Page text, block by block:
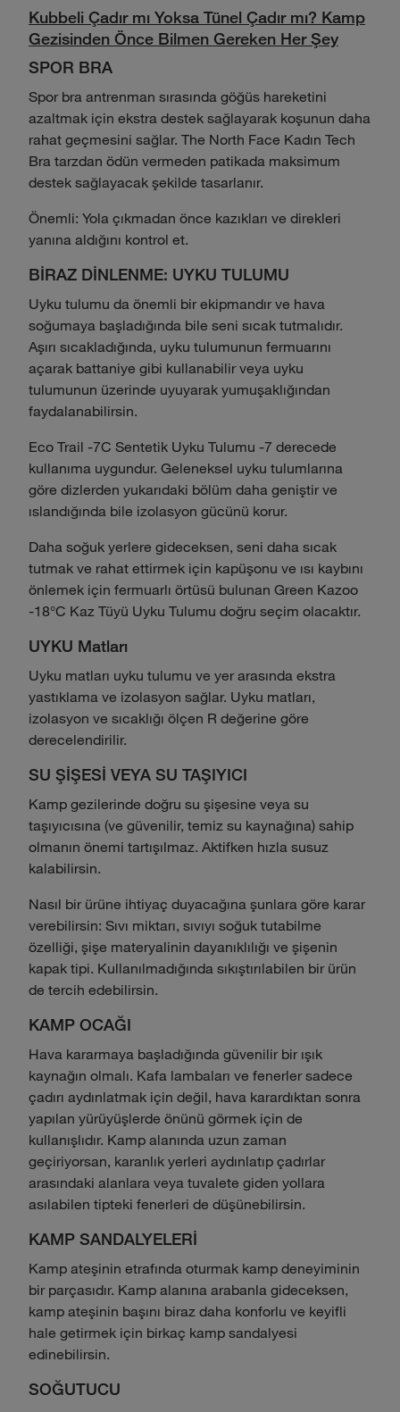
Kubbeli Çadır mı Yoksa Tünel Çadır mı? Kamp
Gezisinden Önce Bilmen Gereken Her Şey
SPOR BRA
Spor bra antrenman sırasında göğüs hareketini
azaltmak için ekstra destek sağlayarak koşunun daha
rahat geçmesini sağlar. The North Face Kadın Tech
Bra tarzdan ödün vermeden patikada maksimum
destek sağlayacak şekilde tasarlanır.
Önemli: Yola çıkmadan önce kazıkları ve direkleri
yanına aldığını kontrol et.
BİRAZ DİNLENME: UYKU TULUMU
Uyku tulumu da önemli bir ekipmandır ve hava
soğumaya başladığında bile seni sıcak tutmalıdır.
Aşırı sıcakladığında, uyku tulumunun fermuarını
açarak battaniye gibi kullanabilir veya uyku
tulumunun üzerinde uyuyarak yumuşaklığından
faydalanabilirsin.
Eco Trail -7C Sentetik Uyku Tulumu -7 derecede
kullanıma uygundur. Geleneksel uyku tulumlarına
göre dizlerden yukarıdaki bölüm daha geniştir ve
ıslandığında bile izolasyon gücünü korur.
Daha soğuk yerlere gideceksen, seni daha sıcak
tutmak ve rahat ettirmek için kapüşonu ve ısı kaybını
önlemek için fermuarlı örtüsü bulunan Green Kazoo
-18°C Kaz Tüyü Uyku Tulumu doğru seçim olacaktır.
UYKU Matları
Uyku matları uyku tulumu ve yer arasında ekstra
yastıklama ve izolasyon sağlar. Uyku matları,
izolasyon ve sıcaklığı ölçen R değerine göre
derecelendirilir.
SU ŞİŞESİ VEYA SU TAŞIYICI
Kamp gezilerinde doğru su şişesine veya su
taşıyıcısına (ve güvenilir, temiz su kaynağına) sahip
olmanın önemi tartışılmaz. Aktifken hızla susuz
kalabilirsin.
Nasıl bir ürüne ihtiyaç duyacağına şunlara göre karar
verebilirsin: Sıvı miktarı, sıvıyı soğuk tutabilme
özelliği, şişe materyalinin dayanıklılığı ve şişenin
kapak tipi. Kullanılmadığında sıkıştırılabilen bir ürün
de tercih edebilirsin.
KAMP OCAĞI
Hava kararmaya başladığında güvenilir bir ışık
kaynağın olmalı. Kafa lambaları ve fenerler sadece
çadırı aydınlatmak için değil, hava karardıktan sonra
yapılan yürüyüşlerde önünü görmek için de
kullanışlıdır. Kamp alanında uzun zaman
geçiriyorsan, karanlık yerleri aydınlatıp çadırlar
arasındaki alanlara veya tuvalete giden yollara
asılabilen tipteki fenerleri de düşünebilirsin.
KAMP SANDALYELERİ
Kamp ateşinin etrafında oturmak kamp deneyiminin
bir parçasıdır. Kamp alanına arabanla gideceksen,
kamp ateşinin başını biraz daha konforlu ve keyifli
hale getirmek için birkaç kamp sandalyesi
edinebilirsin.
SOĞUTUCU